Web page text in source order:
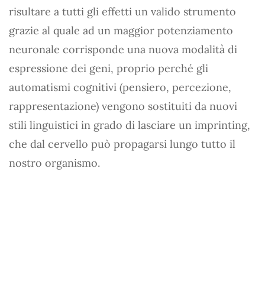
risultare a tutti gli effetti un valido strumento
grazie al quale ad un maggior potenziamento
neuronale corrisponde una nuova modalità di
espressione dei geni, proprio perché gli
automatismi cognitivi (pensiero, percezione,
rappresentazione) vengono sostituiti da nuovi
stili linguistici in grado di lasciare un imprinting,
che dal cervello può propagarsi lungo tutto il
nostro organismo.